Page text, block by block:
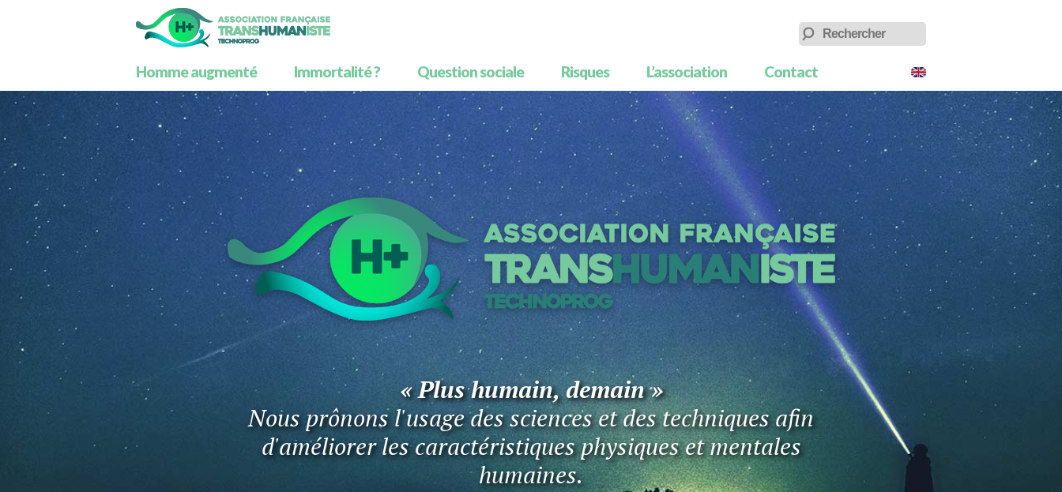
Homme augmenté Immortalité ? Question sociale Risques L’association Contact
« Plus humain, demain »
Nous prônons l'usage des sciences et des techniques afin
d'améliorer les caractéristiques physiques et mentales
humaines.